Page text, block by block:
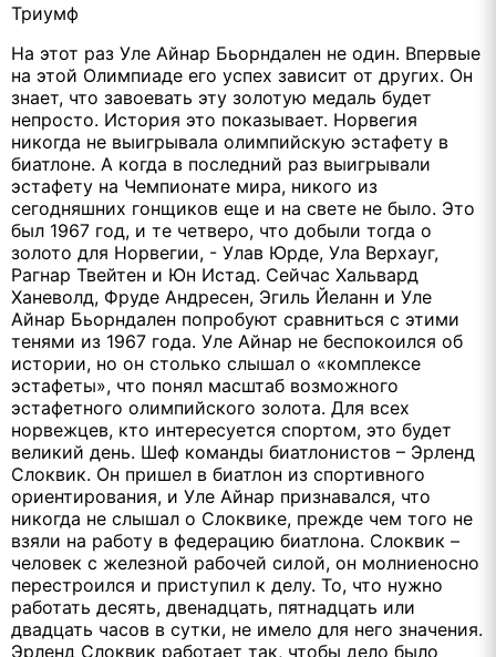
Триумф
На этот раз Уле Айнар Бьорндален не один. Впервые
на этой Олимпиаде его успех зависит от других. Он
знает, что завоевать эту золотую медаль будет
непросто. История это показывает. Норвегия
никогда не выигрывала олимпийскую эстафету в
биатлоне. А когда в последний раз выигрывали
эстафету на Чемпионате мира, никого из
сегодняшних гонщиков еще и на свете не было. Это
был 1967 год, и те четверо, что добыли тогда о
золото для Норвегии, - Улав Юрде, Ула Верхауг,
Рагнар Твейтен и Юн Истад. Сейчас Хальвард
Ханеволд, Фруде Андресен, Эгиль Йеланн и Уле
Айнар Бьорндален попробуют сравниться с этими
тенями из 1967 года. Уле Айнар не беспокоился об
истории, но он столько слышал о «комплексе
эстафеты», что понял масштаб возможного
эстафетного олимпийского золота. Для всех
норвежцев, кто интересуется спортом, это будет
великий день. Шеф команды биатлонистов – Эрленд
Слоквик. Он пришел в биатлон из спортивного
ориентирования, и Уле Айнар признавался, что
никогда не слышал о Слоквике, прежде чем того не
взяли на работу в федерацию биатлона. Слоквик –
человек с железной рабочей силой, он молниеносно
перестроился и приступил к делу. То, что нужно
работать десять, двенадцать, пятнадцать или
двадцать часов в сутки, не имело для него значения.
Эрленд Слоквик работает так, чтобы дело было